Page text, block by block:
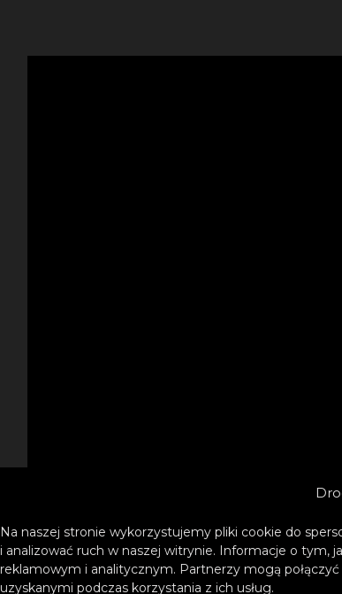
Na naszej stronie wykorzystujemy pliki cookie do
i analizować ruch w naszej witrynie. Informacje o tym,
reklamowym i analitycznym. Partnerzy mogą
uzyskanymi podczas korzystania z ich usług.
Poprzedni singiel Lewisa, „Take Me